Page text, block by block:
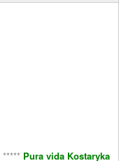
***** Pura vida Kostaryka